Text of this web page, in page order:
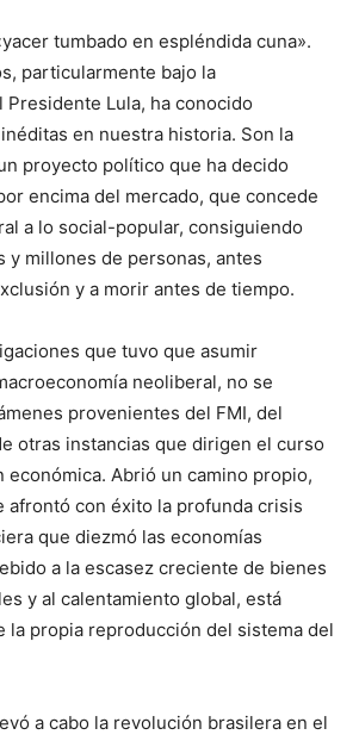
tumbado en espléndida cuna».
particularmente bajo la
Lula, ha conocido
en nuestra historia. Son la
proyecto político que ha decido
encima del mercado, que concede
a lo social-popular, consiguiendo
y millones de personas, antes
y a morir antes de tiempo.
que tuvo que asumir
neoliberal, no se
provenientes del FMI, del
otras instancias que dirigen el curso
económica. Abrió un camino propio,
afrontó con éxito la profunda crisis
que diezmó las economías
a la escasez creciente de bienes
y al calentamiento global, está
la propia reproducción del sistema del
a cabo la revolución brasilera en el